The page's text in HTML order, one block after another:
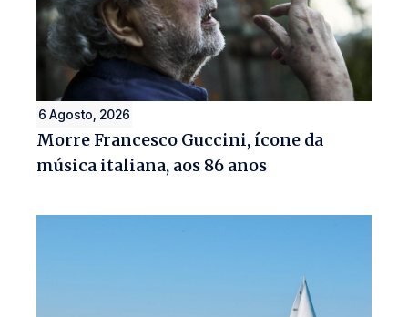
6 Agosto, 2026
Morre Francesco Guccini, ícone da
música italiana, aos 86 anos